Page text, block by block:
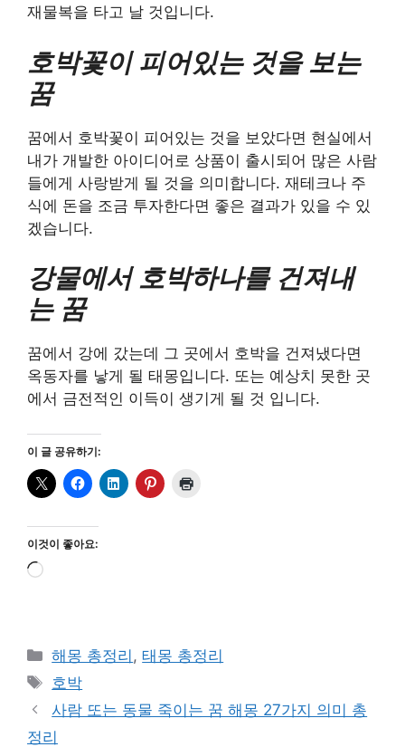
재물복을 타고 날 것입니다.
호박꽃이 피어있는 것을 보는
꿈
꿈에서 호박꽃이 피어있는 것을 보았다면 현실에서
내가 개발한 아이디어로 상품이 출시되어 많은 사람
들에게 사랑받게 될 것을 의미합니다. 재테크나 주
식에 돈을 조금 투자한다면 좋은 결과가 있을 수 있
겠습니다.
강물에서 호박하나를 건져내
는 꿈
꿈에서 강에 갔는데 그 곳에서 호박을 건져냈다면
옥동자를 낳게 될 태몽입니다. 또는 예상치 못한 곳
에서 금전적인 이득이 생기게 될 것 입니다.
이 글 공유하기:
이것이 좋아요:
로
카
테
리
해몽 총정리 ,태몽 총정리
태
그
호박
사람 또는 동물 죽이는 꿈 해몽 27가지 의미 총
정리